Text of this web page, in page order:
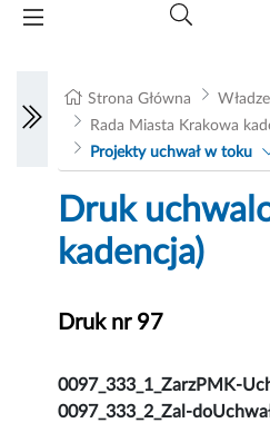
Strona Główna
Rada Miasta Krakowa
Projekty uchwał w toku
Druk
kadencja)
Druk nr 97
0097_333_1_ZarzPMK-
0097_333_2_Zal-